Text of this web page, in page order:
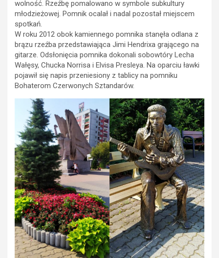
wolność. Rzeźbę pomalowano w symbole subkultury
młodzieżowej. Pomnik ocalał i nadal pozostał miejscem
spotkań.
W roku 2012 obok kamiennego pomnika stanęła odlana z
brązu rzeźba przedstawiająca Jimi Hendrixa grającego na
gitarze. Odsłonięcia pomnika dokonali sobowtóry Lecha
Wałęsy, Chucka Norrisa i Elvisa Presleya. Na oparciu ławki
pojawił się napis przeniesiony z tablicy na pomniku
Bohaterom Czerwonych Sztandarów.